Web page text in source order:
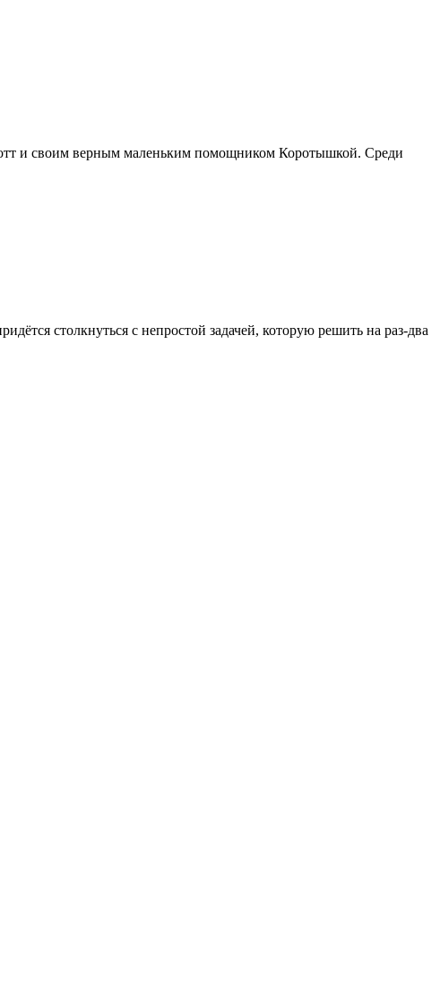
и своим верным маленьким помощником Коротышкой. Среди
столкнуться с непростой задачей, которую решить на раз-два